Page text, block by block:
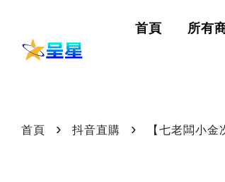
首頁 所有
首頁 › 抖音直購 › 【七老闆小